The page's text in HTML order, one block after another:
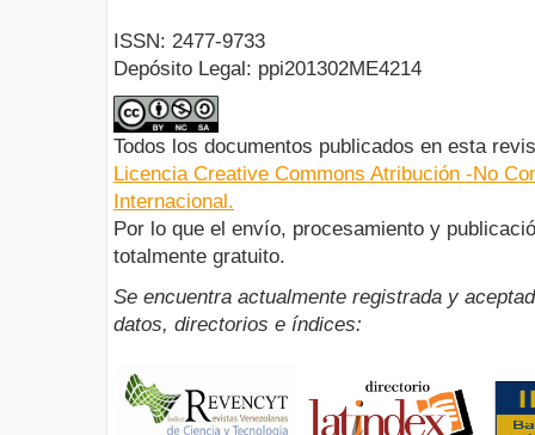
ISSN: 2477-9733
Depósito Legal: ppi201302ME4214
Todos los documentos publicados en esta
Licencia Creative Commons Atribución -No
Internacional.
Por lo que el envío, procesamiento y
totalmente gratuito.
Se encuentra actualmente registrada y
datos, directorios e índices: